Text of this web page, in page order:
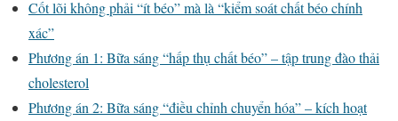
Cốt lõi không phải “ít béo” mà là “kiểm soát chất béo chính
xác”
Phương án 1: Bữa sáng “hấp thụ chất béo” – tập trung đào thải
cholesterol
Phương án 2: Bữa sáng “điều chỉnh chuyển hóa” – kích hoạt